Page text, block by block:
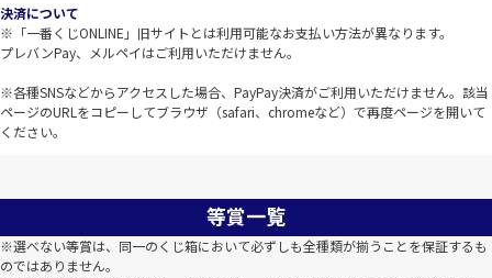
決済について
※「一番くじONLINE」旧サイトとは利用可能なお支払い方法が異なります。
プレバンPay、メルペイはご利用いただけません。
※各種SNSなどからアクセスした場合、PayPay決済がご利用いただけません。該当
ページのURLをコピーしてブラウザ（safari、chromeなど）で再度ページを開いて
ください。
等賞一覧
※選べない等賞は、同一のくじ箱において必ずしも全種類が揃うことを保証するも
のではありません。